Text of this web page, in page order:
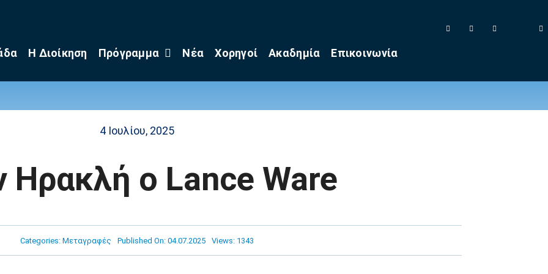
Η Διοίκηση Πρόγραμμα Νέα Χορηγοί Ακαδημία Επικοινωνία
4 Ιουλίου, 2025
Ηρακλή ο Lance Ware
Categories: Μεταγραφές Published On: 04.07.2025 Views: 1343